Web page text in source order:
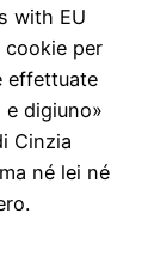
with EU
cookie per
effettuate
digiuno»
Cinzia
né lei né